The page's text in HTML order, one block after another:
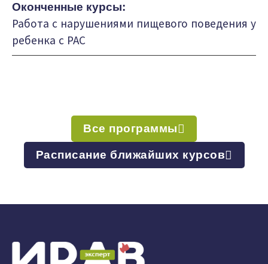
Оконченные курсы:
Работа с нарушениями пищевого поведения у
ребенка с РАС
Все программы
Расписание ближайших курсов